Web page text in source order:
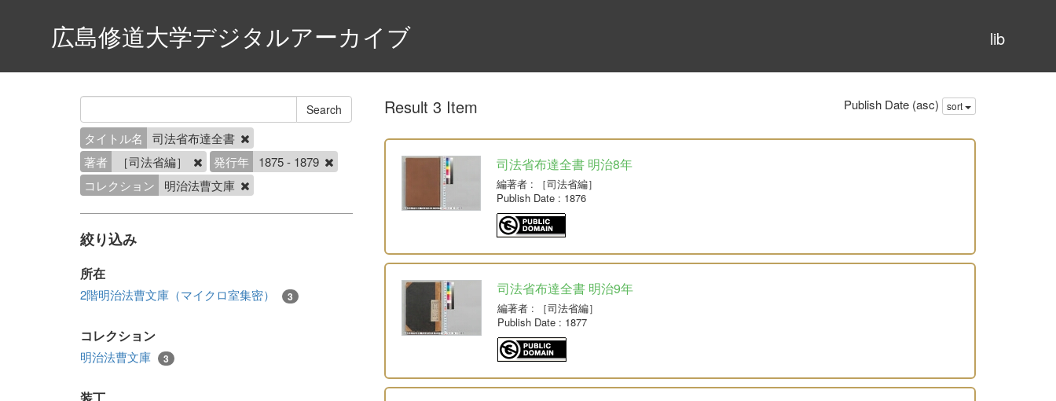
lib
広島修道大学デジタルアーカイブ
タイトル名
司法省布達全書
著者
［司法省編］ 発行年
1875 - 1879
コレクション
明治法曹文庫
絞り込み
所在
2階明治法曹文庫（マイクロ室集密） 3
コレクション
明治法曹文庫 3
Result 3 Item Publish Date (asc) sort
司法省布達全書 明治8年
編著者: ［司法省編］
Publish Date: 1876
司法省布達全書 明治9年
編著者: ［司法省編］
Publish Date: 1877